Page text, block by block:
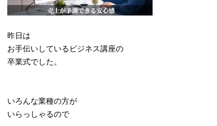
昨日は
お手伝いしているビジネス講座の
卒業式でした。
いろんな業種の方が
いらっしゃるので